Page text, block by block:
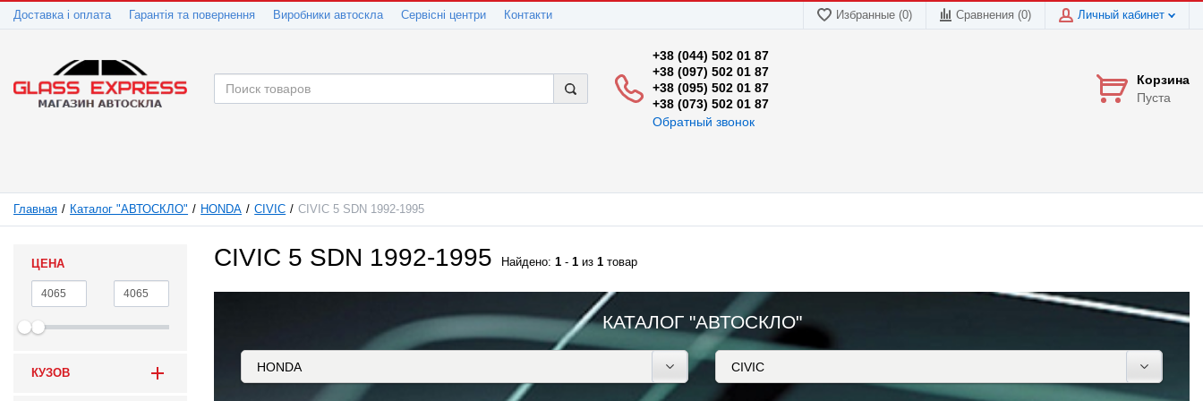
Доставка і оплата Гарантія та повернення Виробники автоскла Сервісні центри Контакти Избранные (0) Сравнения (0) Личный кабинет
+38 (044) 502 01 87
+38 (097) 502 01 87
+38 (095) 502 01 87
+38 (073) 502 01 87
Обратный звонок
Корзина
Пуста
Главная Каталог "АВТОСКЛО" HONDA CIVIC CIVIC 5 SDN 1992-1995
ЦЕНА
КУЗОВ
CIVIC 5 SDN 1992-1995 Найдено: 1 - 1 из 1 товар
КАТАЛОГ "АВТОСКЛО"